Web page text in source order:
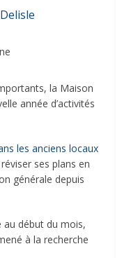
la Maison
année d’activités
les anciens locaux
ses plans en
générale depuis
au début du mois,
à la recherche